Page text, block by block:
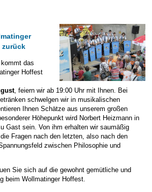
zurück
das
Hoffest
, feiern wir ab 19:00 Uhr mit Ihnen. Bei
schwelgen wir in musikalischen
Ihnen Schätze aus unserem großen
Höhepunkt wird Norbert Heizmann in
Gast sein. Von ihm erhalten wir saumäßig
Fragen nach den letzten, also nach den
zwischen Philosophie und
Sie sich auf die gewohnt gemütliche und
beim Wollmatinger Hoffest.